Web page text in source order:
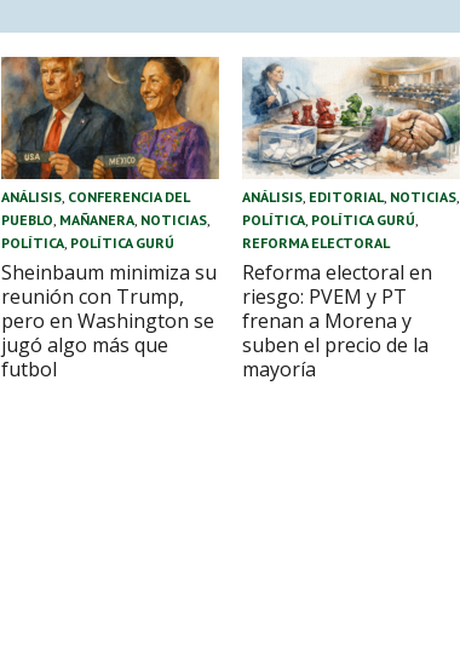
ANÁLISIS, CONFERENCIA DEL
PUEBLO, MAÑANERA, NOTICIAS,
POLÍTICA, POLÍTICA GURÚ
Sheinbaum minimiza su
reunión con Trump,
pero en Washington se
jugó algo más que
futbol
ANÁLISIS, EDITORIAL, NOTICIAS,
POLÍTICA, POLÍTICA GURÚ,
REFORMA ELECTORAL
Reforma electoral en
riesgo: PVEM y PT
frenan a Morena y
suben el precio de la
mayoría